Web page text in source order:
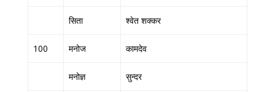
सिता श्वेत शक्कर
100 मनोज कामदेव
मनोज्ञ सुन्दर